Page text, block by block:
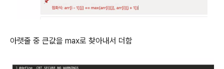
아랫줄 중 큰값을 max로 찾아내서 더함